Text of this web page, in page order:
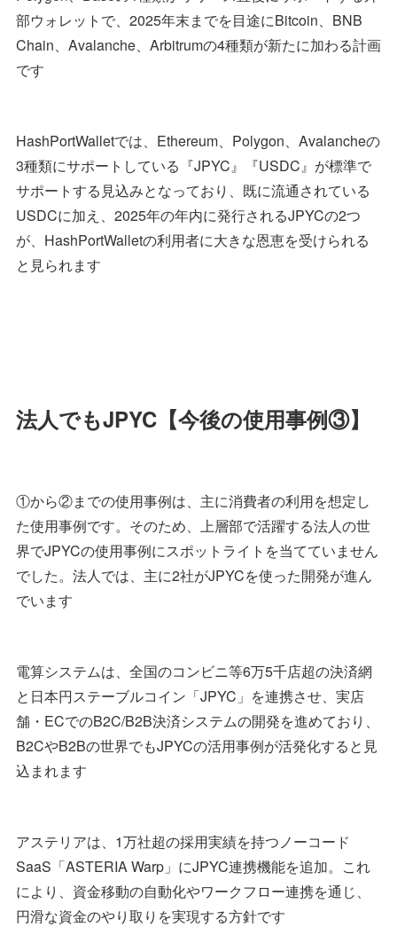
部ウォレットで、2025年末までを目途にBitcoin、BNB
Chain、Avalanche、Arbitrumの4種類が新たに加わる計画
です
HashPortWalletでは、Ethereum、Polygon、Avalancheの
3種類にサポートしている『JPYC』『USDC』が標準で
サポートする見込みとなっており、既に流通されている
USDCに加え、2025年の年内に発行されるJPYCの2つ
が、HashPortWalletの利用者に大きな恩恵を受けられる
と見られます
法人でもJPYC【今後の使用事例③】
①から②までの使用事例は、主に消費者の利用を想定し
た使用事例です。そのため、上層部で活躍する法人の世
界でJPYCの使用事例にスポットライトを当てていません
でした。法人では、主に2社がJPYCを使った開発が進ん
でいます
電算システムは、全国のコンビニ等6万5千店超の決済網
と日本円ステーブルコイン「JPYC」を連携させ、実店
舗・ECでのB2C/B2B決済システムの開発を進めており、
B2CやB2Bの世界でもJPYCの活用事例が活発化すると見
込まれます
アステリアは、1万社超の採用実績を持つノーコード
SaaS「ASTERIA Warp」にJPYC連携機能を追加。これ
により、資金移動の自動化やワークフロー連携を通じ、
円滑な資金のやり取りを実現する方針です